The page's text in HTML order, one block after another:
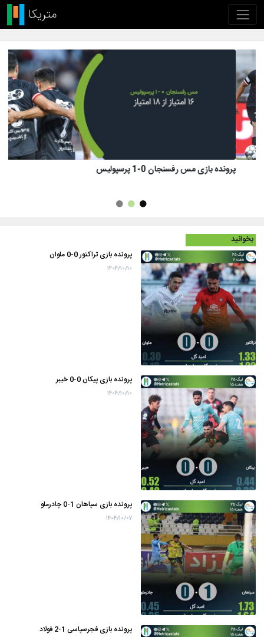
پرونده بازی تراکتور 1 (8)-(7) 1 پرسپولیس
بخوانید
پرونده بازی تراکتور 0-0 ملوان
۱۴۰۴/۱۰/۱۰
پرونده بازی پیکان 0-0 خیبر
۱۴۰۴/۱۰/۱۰
پرونده بازی سپاهان 1-0 چادرملو
۱۴۰۴/۱۰/۰۷
پرونده بازی فجرسپاسی 1-2 فولاد